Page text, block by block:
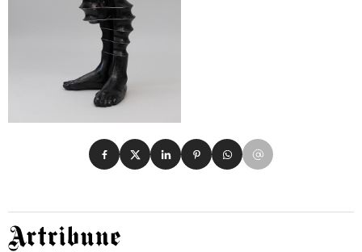
Condividi su Facebook
Condividi su X
Condividi su LinkedIn
Condividi su Pinterest
Condividi su WhatsApp
Condividi su Email
Artribune